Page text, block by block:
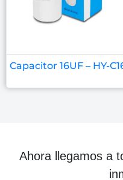
Capacitor 16UF – HY-
Ahora llegamos a